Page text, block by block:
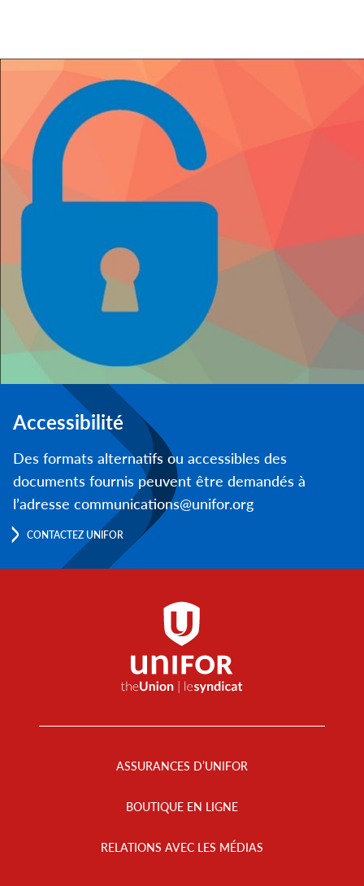
Accessibilité
Des formats alternatifs ou accessibles des
documents fournis peuvent être demandés à
l’adresse communications@unifor.org
CONTACTEZ UNIFOR
ASSURANCES D’UNIFOR
BOUTIQUE EN LIGNE
RELATIONS AVEC LES MÉDIAS